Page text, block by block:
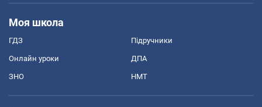
Моя школа
ГДЗ Підручники
Онлайн уроки ДПА
ЗНО НМТ